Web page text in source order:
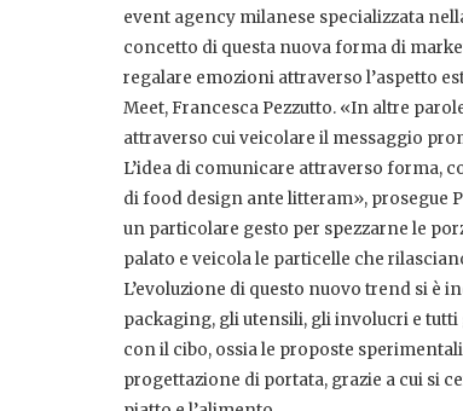
event agency milanese specializzata
concetto di questa nuova forma di
regalare emozioni attraverso l’aspetto
Meet, Francesca Pezzutto. «In altre
attraverso cui veicolare il messaggio
L’idea di comunicare attraverso forma,
di food design ante litteram», prosegue
un particolare gesto per spezzarne le
palato e veicola le particelle che
L’evoluzione di questo nuovo trend si è
packaging, gli utensili, gli involucri e
con il cibo, ossia le proposte
progettazione di portata, grazie a cui si